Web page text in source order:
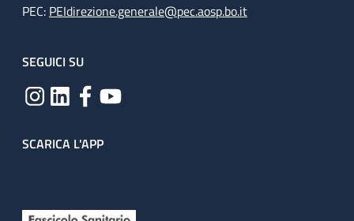
PEC: PEIdirezione.generale@pec.aosp.bo.it
SEGUICI SU
SCARICA L'APP